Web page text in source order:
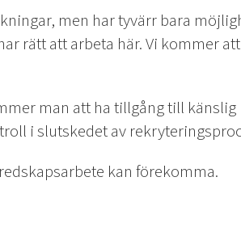
men har tyvärr bara
rätt att arbeta här. Vi kommer
man att ha tillgång till
i slutskedet av
kan förekomma.